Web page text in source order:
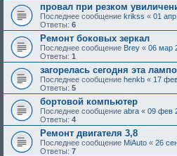
провал при резком
Последнее сообщение krikss « 01
Ответы: 6
Ремонт боковых зеркал
Последнее сообщение Brey « 06 мар
Ответы: 1
загорелась сегодня эта
Последнее сообщение henkb « 17
Ответы: 5
бортовой компьютер
Последнее сообщение abra « 09 фев
Ответы: 4
Ремонт двигателя 3,8
Последнее сообщение MiAuto « 26
Ответы: 7